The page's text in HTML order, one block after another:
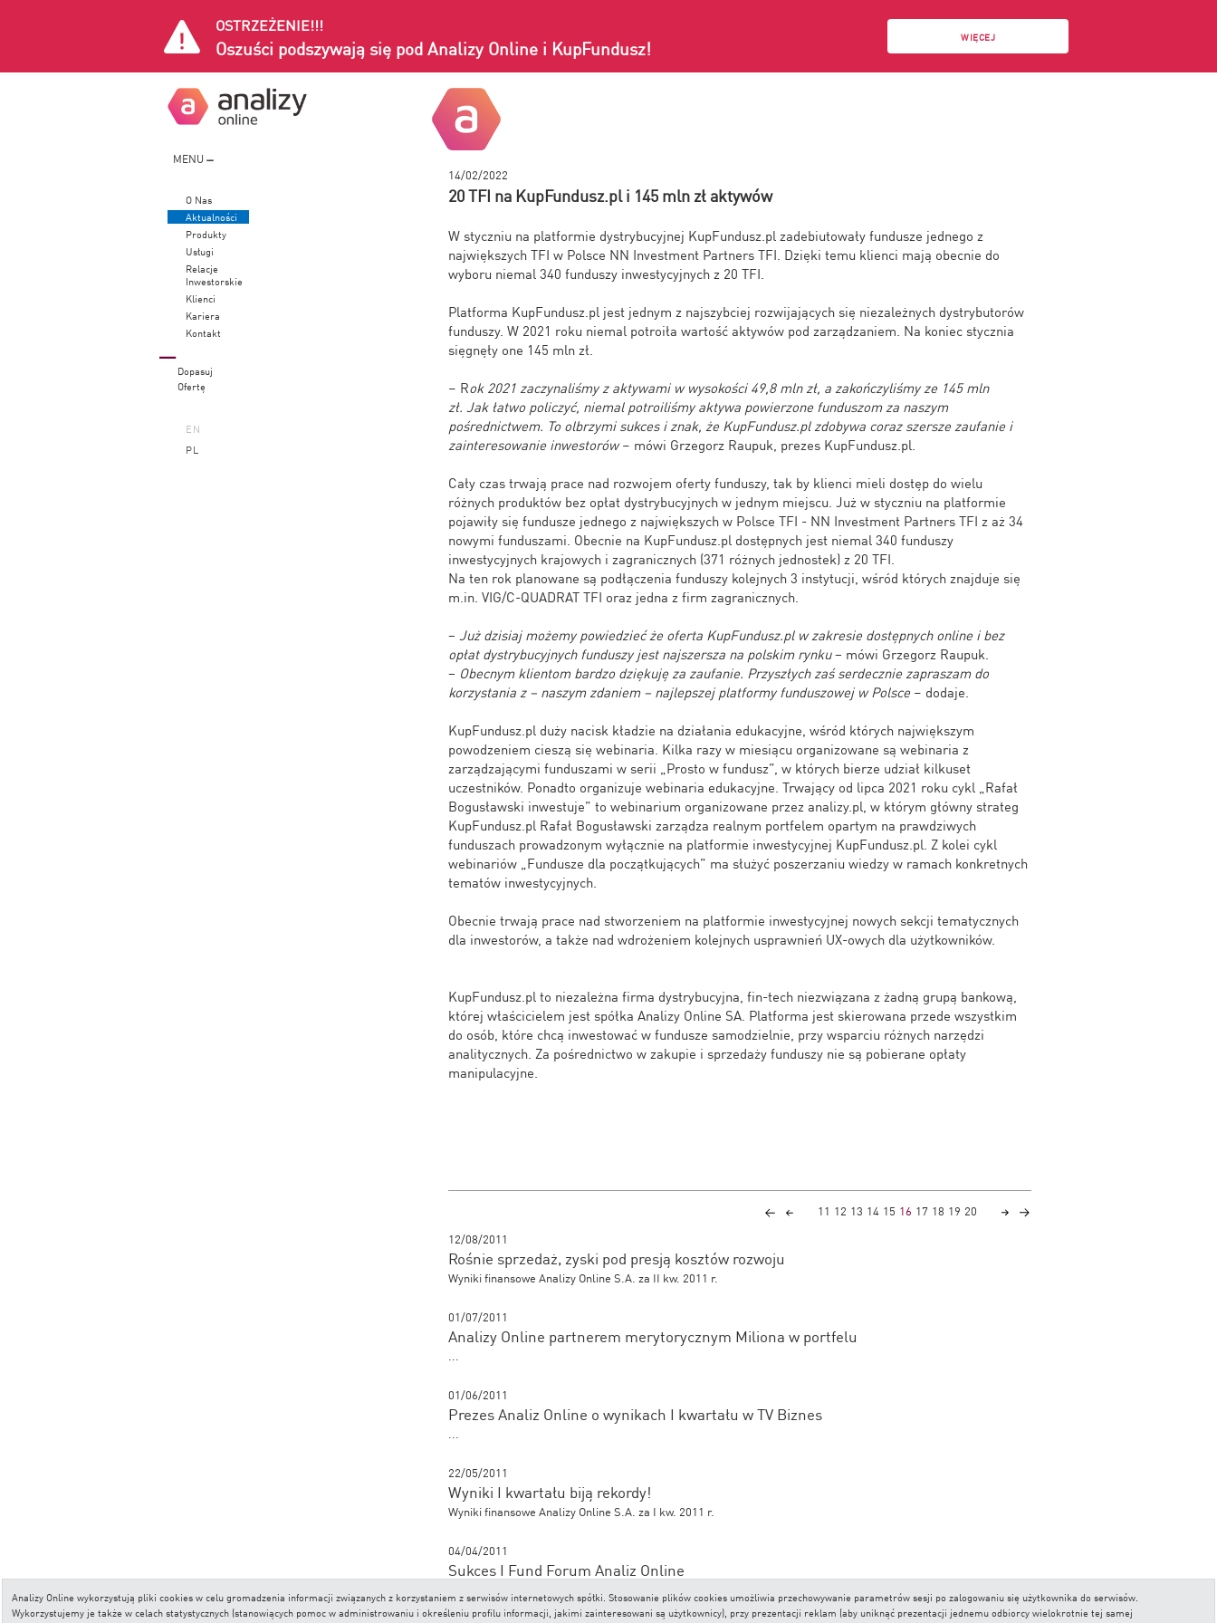
OSTRZEŻENIE!!!
Oszuści podszywają się pod Analizy Online i KupFundusz! WIĘCEJ
MENU
O Nas
Aktualności
Produkty
Usługi
Relacje
Inwestorskie
Klienci
Kariera
Kontakt
Dopasuj
Ofertę
EN
PL
14/02/2022
20 TFI na KupFundusz.pl i 145 mln zł aktywów
W styczniu na platformie dystrybucyjnej KupFundusz.pl zadebiutowały fundusze jednego z
największych TFI w Polsce NN Investment Partners TFI. Dzięki temu klienci mają obecnie do
wyboru niemal 340 funduszy inwestycyjnych z 20 TFI.
Platforma KupFundusz.pl jest jednym z najszybciej rozwijających się niezależnych dystrybutorów
funduszy. W 2021 roku niemal potroiła wartość aktywów pod zarządzaniem. Na koniec stycznia
sięgnęły one 145 mln zł.
– Rok 2021 zaczynaliśmy z aktywami w wysokości 49,8 mln zł, a zakończyliśmy ze 145 mln
zł. Jak łatwo policzyć, niemal potroiliśmy aktywa powierzone funduszom za naszym
pośrednictwem. To olbrzymi sukces i znak, że KupFundusz.pl zdobywa coraz szersze zaufanie i
zainteresowanie inwestorów– mówi Grzegorz Raupuk, prezes KupFundusz.pl.
Cały czas trwają prace nad rozwojem oferty funduszy, tak by klienci mieli dostęp do wielu
różnych produktów bez opłat dystrybucyjnych w jednym miejscu. Już w styczniu na platformie
pojawiły się fundusze jednego z największych w Polsce TFI - NN Investment Partners TFI z aż 34
nowymi funduszami. Obecnie na KupFundusz.pl dostępnych jest niemal 340 funduszy
inwestycyjnych krajowych i zagranicznych (371 różnych jednostek) z 20 TFI.
Na ten rok planowane są podłączenia funduszy kolejnych 3 instytucji, wśród których znajduje się
m.in. VIG/C-QUADRAT TFI oraz jedna z firm zagranicznych.
− Już dzisiaj możemy powiedzieć że oferta KupFundusz.pl w zakresie dostępnych online i bez
opłat dystrybucyjnych funduszy jest najszersza na polskim rynku− mówi Grzegorz Raupuk.
− Obecnym klientom bardzo dziękuję za zaufanie. Przyszłych zaś serdecznie zapraszam do
korzystania z − naszym zdaniem − najlepszej platformy funduszowej w Polsce – dodaje.
KupFundusz.pl duży nacisk kładzie na działania edukacyjne, wśród których największym
powodzeniem cieszą się webinaria. Kilka razy w miesiącu organizowane są webinaria z
zarządzającymi funduszami w serii „Prosto w fundusz”, w których bierze udział kilkuset
uczestników. Ponadto organizuje webinaria edukacyjne. Trwający od lipca 2021 roku cykl „Rafał
Bogusławski inwestuje” to webinarium organizowane przez analizy.pl, w którym główny strateg
KupFundusz.pl Rafał Bogusławski zarządza realnym portfelem opartym na prawdziwych
funduszach prowadzonym wyłącznie na platformie inwestycyjnej KupFundusz.pl. Z kolei cykl
webinariów „Fundusze dla początkujących” ma służyć poszerzaniu wiedzy w ramach konkretnych
tematów inwestycyjnych.
Obecnie trwają prace nad stworzeniem na platformie inwestycyjnej nowych sekcji tematycznych
dla inwestorów, a także nad wdrożeniem kolejnych usprawnień UX-owych dla użytkowników.
KupFundusz.pl to niezależna firma dystrybucyjna, fin-tech niezwiązana z żadną grupą bankową,
której właścicielem jest spółka Analizy Online SA. Platforma jest skierowana przede wszystkim
do osób, które chcą inwestować w fundusze samodzielnie, przy wsparciu różnych narzędzi
analitycznych. Za pośrednictwo w zakupie i sprzedaży funduszy nie są pobierane opłaty
manipulacyjne.
11 12 13 14 15 16 17 18 19 20
12/08/2011
Rośnie sprzedaż, zyski pod presją kosztów rozwoju
Wyniki finansowe Analizy Online S.A. za II kw. 2011 r.
01/07/2011
Analizy Online partnerem merytorycznym Miliona w portfelu
...
01/06/2011
Prezes Analiz Online o wynikach I kwartału w TV Biznes
...
22/05/2011
Wyniki I kwartału biją rekordy!
Wyniki finansowe Analizy Online S.A. za I kw. 2011 r.
04/04/2011
Sukces I Fund Forum Analiz Online
Ostatniego dnia marca odbyło się I Fund Forum zorganizowane przez Analizy Online, wychodzące naprzeciw
potrzebom doradców finansowych i agentów sprzedaży.
Analizy Online wykorzystują pliki cookies w celu gromadzenia informacji związanych z korzystaniem z serwisów internetowych spółki. Stosowanie plików cookies umożliwia przechowywanie parametrów sesji po zalogowaniu się użytkownika do serwisów.
Wykorzystujemy je także w celach statystycznych (stanowiących pomoc w administrowaniu i określeniu profilu informacji, jakimi zainteresowani są użytkownicy), przy prezentacji reklam (aby uniknąć prezentacji jednemu odbiorcy wielokrotnie tej samej